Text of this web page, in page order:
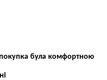
була комфортною